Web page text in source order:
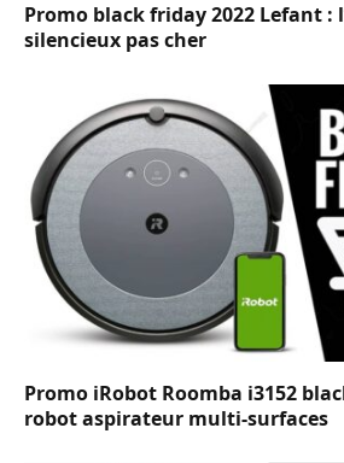
Promo black friday 2022 Lefant :
silencieux pas cher
Promo iRobot Roomba i3152
robot aspirateur multi-surfaces